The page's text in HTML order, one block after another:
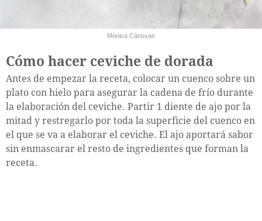
Mónica Cánovas
Cómo hacer ceviche de dorada
Antes de empezar la receta, colocar un cuenco sobre un
plato con hielo para asegurar la cadena de frío durante
la elaboración del ceviche. Partir 1 diente de ajo por la
mitad y restregarlo por toda la superficie del cuenco en
el que se va a elaborar el ceviche. El ajo aportará sabor
sin enmascarar el resto de ingredientes que forman la
receta.